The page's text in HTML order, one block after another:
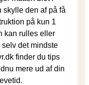
skylle den af på få
på kun 1
kan rulles eller
det mindste
finder du tips
mere ud af din